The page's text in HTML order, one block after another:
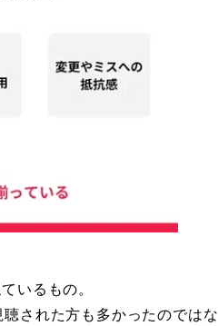
いるもの。
された方も多かったのではな